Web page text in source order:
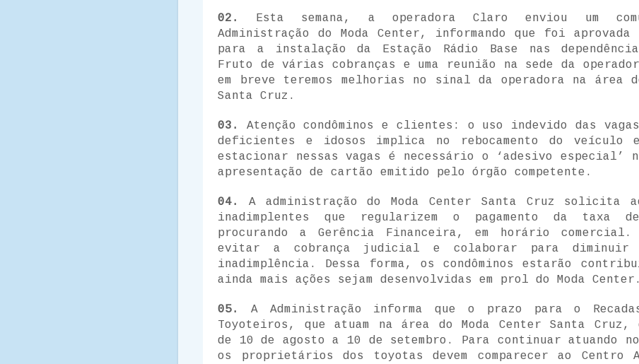
02.
Esta semana, a operadora Claro enviou um
Administração do Moda Center, informando que foi
para a instalação da Estação Rádio Base nas
Fruto de várias cobranças e uma reunião na sede da
em breve teremos melhorias no sinal da operadora na área
Santa Cruz.
03. Atenção condôminos e clientes: o uso indevido das
deficientes e idosos implica no rebocamento do veículo
estacionar nessas vagas é necessário o ‘adesivo especial’
apresentação de cartão emitido pelo órgão competente.
04.
A administração do Moda Center Santa Cruz solicita
inadimplentes que regularizem o pagamento da taxa de
procurando a Gerência Financeira, em horário comercial.
evitar a cobrança judicial e colaborar para
inadimplência. Dessa forma, os condôminos estarão
ainda mais ações sejam desenvolvidas em prol do Moda Center.
05. A Administração informa que o prazo para o
Toyoteiros, que atuam na área do Moda Center Santa Cruz,
de 10 de agosto a 10 de setembro. Para continuar atuando no
os proprietários dos toyotas devem comparecer ao Centro